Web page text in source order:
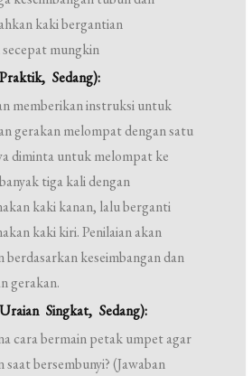
kaki bergantian
mungkin
Sedang):
memberikan instruksi untuk
gerakan melompat dengan satu
diminta untuk melompat ke
tiga kali dengan
kaki kanan, lalu berganti
kaki kiri. Penilaian akan
berdasarkan keseimbangan dan
gerakan.
Singkat, Sedang):
cara bermain petak umpet agar
saat bersembunyi? (Jawaban